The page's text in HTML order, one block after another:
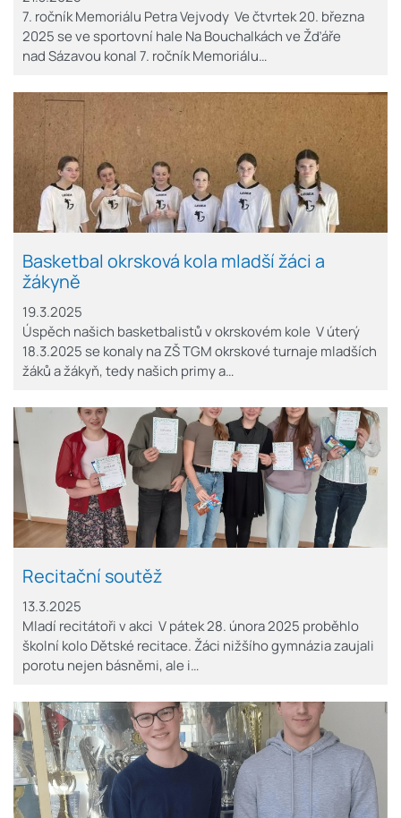
7. ročník Memoriálu Petra Vejvody Ve čtvrtek 20. března
2025 se ve sportovní hale Na Bouchalkách ve Žďáře
nad Sázavou konal 7. ročník Memoriálu…
19.3.2025
Basketbal okrsková kola mladší žáci a
žákyně
Úspěch našich basketbalistů v okrskovém kole V úterý
18.3.2025 se konaly na ZŠ TGM okrskové turnaje mladších
žáků a žákyň, tedy našich primy a…
13.3.2025
Recitační soutěž
Mladí recitátoři v akci V pátek 28. února 2025 proběhlo
školní kolo Dětské recitace. Žáci nižšího gymnázia zaujali
porotu nejen básněmi, ale i…